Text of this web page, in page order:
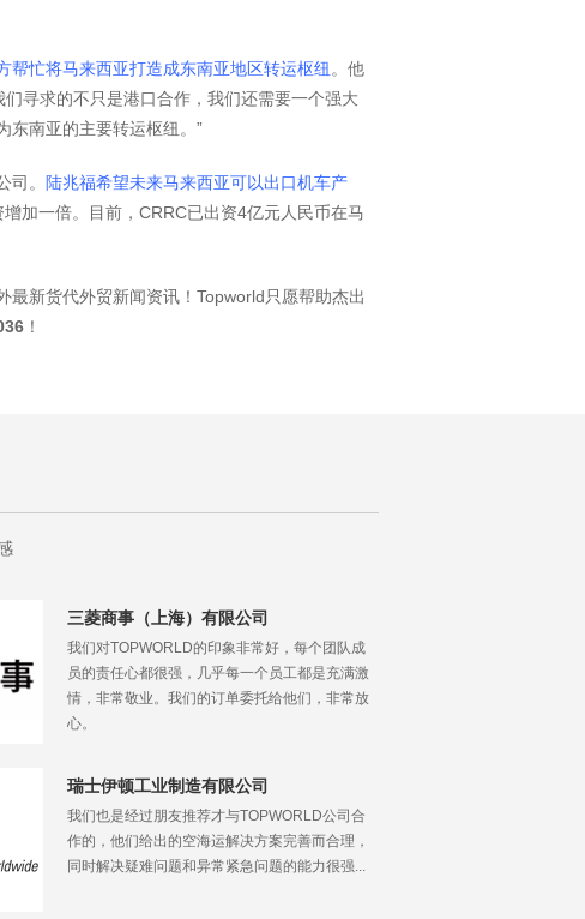
帮忙将马来西亚打造成东南亚地区转运枢纽 。他
寻求的不只是港口合作，我们还需要一个强大
东南亚的主要转运枢纽。”
。
陆兆福希望未来马来西亚可以出口机车产
加一倍。目前，CRRC已出资4亿元人民币在马
最新货代外贸新闻资讯！Topworld只愿帮助杰出
！
三菱商事（上海）有限公司
我们对TOPWORLD的印象非常好，每个团队成
员的责任心都很强，几乎每一个员工都是充满激
情，非常敬业。我们的订单委托给他们，非常放
心。
瑞士伊顿工业制造有限公司
我们也是经过朋友推荐才与TOPWORLD公司合
作的，他们给出的空海运解决方案完善而合理，
同时解决疑难问题和异常紧急问题的能力很强...